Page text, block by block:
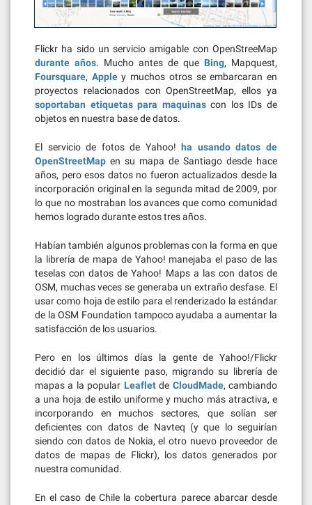
Flickr ha sido un servicio amigable con OpenStreeMap
durante años. Mucho antes de que Bing, Mapquest,
Foursquare, Appley muchos otros se embarcaran en
proyectos relacionados con OpenStreetMap, ellos ya
soportaban etiquetas para maquinascon los IDs de
objetos en nuestra base de datos.
El servicio de fotos de Yahoo!ha usando datos de
OpenStreetMap en su mapa de Santiago desde hace
años, pero esos datos no fueron actualizados desde la
incorporación original en la segunda mitad de 2009, por
lo que no mostraban los avances que como comunidad
hemos logrado durante estos tres años.
Habían también algunos problemas con la forma en que
la librería de mapa de Yahoo! manejaba el paso de las
teselas con datos de Yahoo! Maps a las con datos de
OSM, muchas veces se generaba un extraño desfase. El
usar como hoja de estilo para el renderizado la estándar
de la OSM Foundation tampoco ayudaba a aumentar la
satisfacción de los usuarios.
Pero en los últimos días la gente de Yahoo!/Flickr
decidió dar el siguiente paso, migrando su librería de
mapas a la popular Leafletde CloudMade, cambiando
a una hoja de estilo uniforme y mucho más atractiva, e
incorporando en muchos sectores, que solían ser
deficientes con datos de Navteq (y que lo seguirían
siendo con datos de Nokia, el otro nuevo proveedor de
datos de mapas de Flickr), los datos generados por
nuestra comunidad.
En el caso de Chile la cobertura parece abarcar desde